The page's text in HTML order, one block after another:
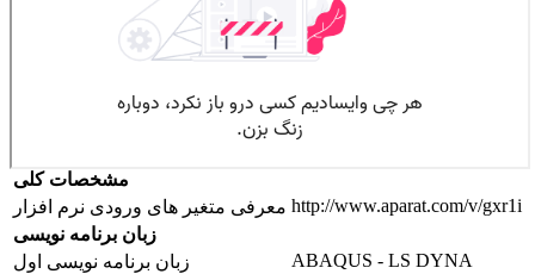
مشخصات کلی
معرفی متغیر های ورودی نرم افزار http://www.aparat.com/v/gxr1i
زبان برنامه نویسی
زبان برنامه نویسی اول
ABAQUS - LS DYNA